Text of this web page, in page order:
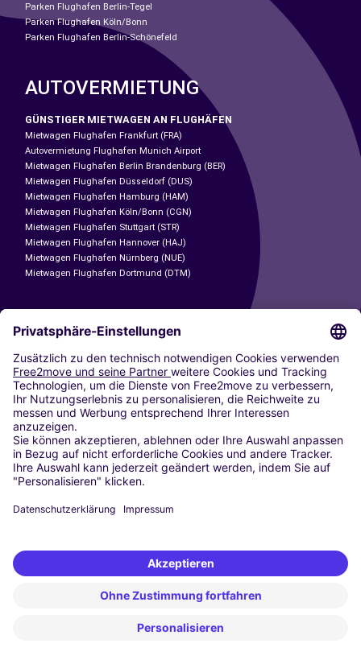
Parken Flughafen Berlin-Tegel
Parken Flughafen Köln/Bonn
Parken Flughafen Berlin-Schönefeld
AUTOVERMIETUNG
GÜNSTIGER MIETWAGEN AN FLUGHÄFEN
Mietwagen Flughafen Frankfurt (FRA)
Autovermietung Flughafen Munich Airport
Mietwagen Flughafen Berlin Brandenburg (BER)
Mietwagen Flughafen Düsseldorf (DUS)
Mietwagen Flughafen Hamburg (HAM)
Mietwagen Flughafen Köln/Bonn (CGN)
Mietwagen Flughafen Stuttgart (STR)
Mietwagen Flughafen Hannover (HAJ)
Mietwagen Flughafen Nürnberg (NUE)
Mietwagen Flughafen Dortmund (DTM)
CARSHARING
UNSERE STÄDTE
Paris
Madrid
Washington DC
Mailand
Rom
Turin
Wien
Berlin
Düsseldorf